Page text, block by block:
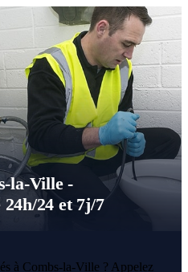
la-Ville -
24 et 7j/7
à Combs-la-Ville ? Appelez